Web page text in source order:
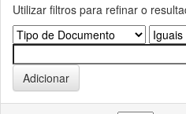
Utilizar filtros para refinar o